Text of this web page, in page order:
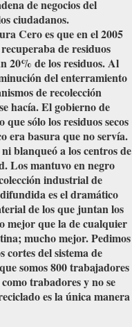
de negocios del
ciudadanos.
Cero es que en el 2005
de residuos
20% de los residuos. Al
del enterramiento
de recolección
hacía. El gobierno de
sólo los residuos secos
era basura que no servía.
blanqueó a los centros de
Los mantuvo en negro
industrial de
es el dramático
de los que juntan los
mejor que la de cualquier
mucho mejor. Pedimos
cortes del sistema de
somos 800 trabajadores
trabadores y no se
es la única manera